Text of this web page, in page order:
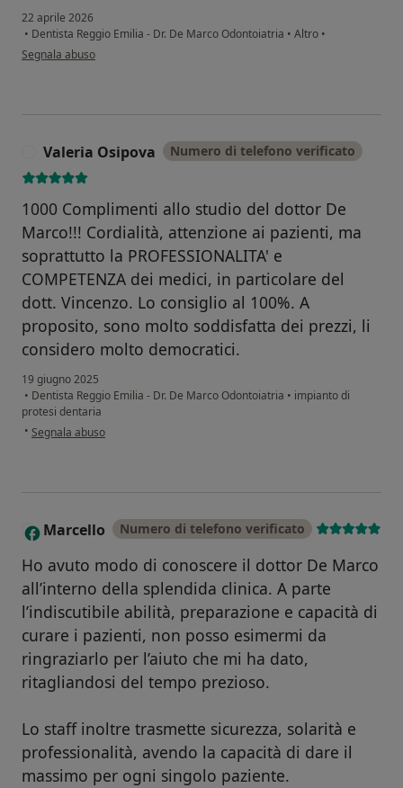
22 aprile 2026
• Dentista Reggio Emilia - Dr. De Marco Odontoiatria • Altro •
secondo l'opinione dell'utente matteo
Segnala abuso
Valeria Osipova Numero di telefono verificato
1000 Complimenti allo studio del dottor De
Marco!!! Cordialità, attenzione ai pazienti, ma
soprattutto la PROFESSIONALITA' e
COMPETENZA dei medici, in particolare del
dott. Vincenzo. Lo consiglio al 100%. A
proposito, sono molto soddisfatta dei prezzi, li
considero molto democratici.
19 giugno 2025
• Dentista Reggio Emilia - Dr. De Marco Odontoiatria • impianto di
protesi dentaria
• secondo l'opinione dell'utente Valeria Osipova
Segnala abuso
M Marcello Numero di telefono verificato
Ho avuto modo di conoscere il dottor De Marco
all’interno della splendida clinica. A parte
l’indiscutibile abilità, preparazione e capacità di
curare i pazienti, non posso esimermi da
ringraziarlo per l’aiuto che mi ha dato,
ritagliandosi del tempo prezioso.
Lo staff inoltre trasmette sicurezza, solarità e
professionalità, avendo la capacità di dare il
massimo per ogni singolo paziente.